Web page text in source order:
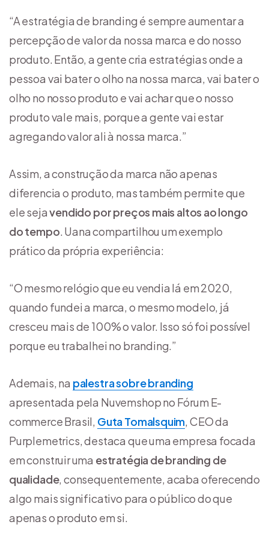
“A estratégia de branding é sempre aumentar a
percepção de valor da nossa marca e do nosso
produto. Então, a gente cria estratégias onde a
pessoa vai bater o olho na nossa marca, vai bater o
olho no nosso produto e vai achar que o nosso
produto vale mais, porque a gente vai estar
agregando valor ali à nossa marca.”
Assim, a construção da marca não apenas
diferencia o produto, mas também permite que
ele sejavendido por preços mais altos ao longo
do tempo. Uana compartilhou um exemplo
prático da própria experiência:
“O mesmo relógio que eu vendia lá em 2020,
quando fundei a marca, o mesmo modelo, já
cresceu mais de 100% o valor. Isso só foi possível
porque eu trabalhei no branding.”
Ademais, na palestra sobre branding
apresentada pela Nuvemshop no Fórum E-
commerce Brasil, Guta Tomalsquim, CEO da
Purplemetrics, destaca que uma empresa focada
em construir uma estratégia de branding de
qualidade, consequentemente, acaba oferecendo
algo mais significativo para o público do que
apenas o produto em si.